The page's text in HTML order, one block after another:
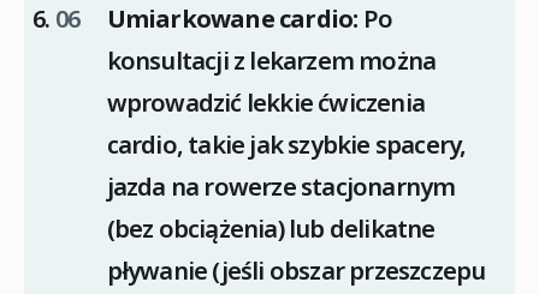
Umiarkowane cardio: Po
konsultacji z lekarzem można
wprowadzić lekkie ćwiczenia
cardio, takie jak szybkie spacery,
jazda na rowerze stacjonarnym
(bez obciążenia) lub delikatne
pływanie (jeśli obszar przeszczepu